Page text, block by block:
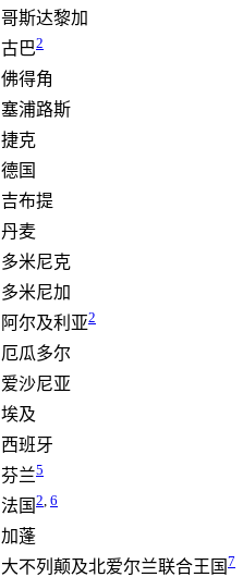
哥斯达黎加
古巴2
佛得角
塞浦路斯
捷克
德国
吉布提
丹麦
多米尼克
多米尼加
阿尔及利亚2
厄瓜多尔
爱沙尼亚
埃及
西班牙
芬兰5
法国 2 6
加蓬
大不列颠及北爱尔兰联合王国 7